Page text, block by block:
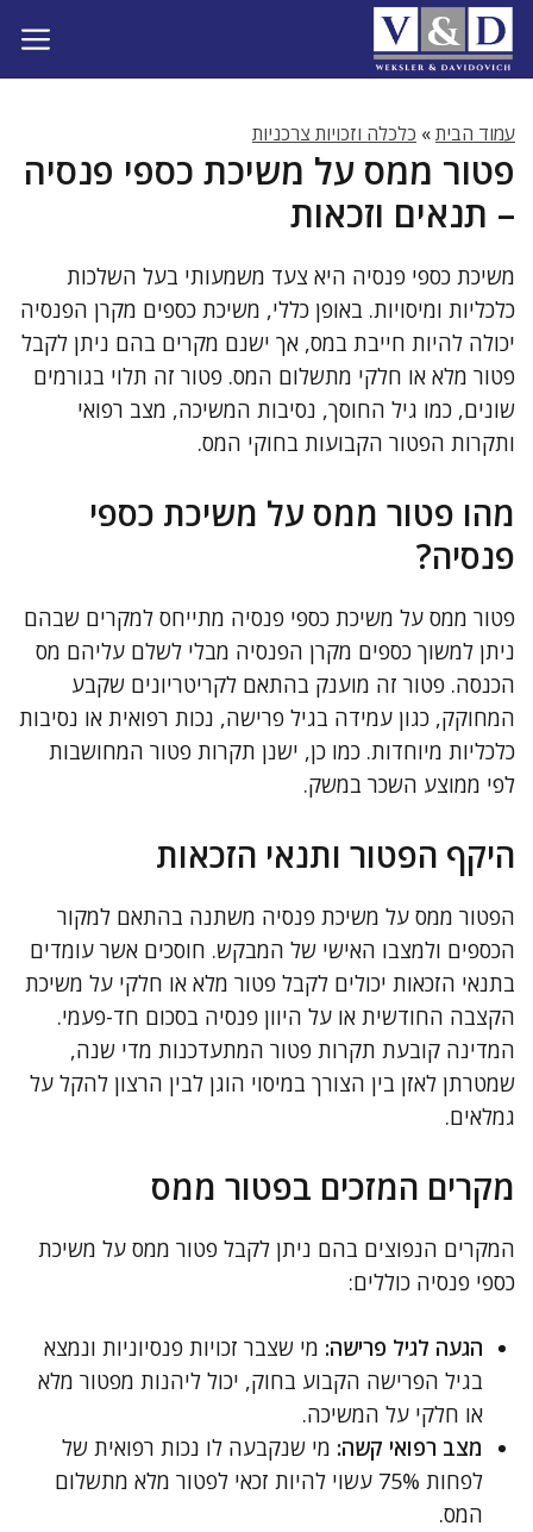
לדלג
לתוכן
עמוד הבית» כלכלה וזכויות צרכניות
פטור ממס על משיכת כספי פנסיה
– תנאים וזכאות
משיכת כספי פנסיה היא צעד משמעותי בעל השלכות
כלכליות ומיסויות. באופן כללי, משיכת כספים מקרן הפנסיה
יכולה להיות חייבת במס, אך ישנם מקרים בהם ניתן לקבל
פטור מלא או חלקי מתשלום המס. פטור זה תלוי בגורמים
שונים, כמו גיל החוסך, נסיבות המשיכה, מצב רפואי
ותקרות הפטור הקבועות בחוקי המס.
מהו פטור ממס על משיכת כספי
פנסיה?
פטור ממס על משיכת כספי פנסיה מתייחס למקרים שבהם
ניתן למשוך כספים מקרן הפנסיה מבלי לשלם עליהם מס
הכנסה. פטור זה מוענק בהתאם לקריטריונים שקבע
המחוקק, כגון עמידה בגיל פרישה, נכות רפואית או נסיבות
כלכליות מיוחדות. כמו כן, ישנן תקרות פטור המחושבות
לפי ממוצע השכר במשק.
היקף הפטור ותנאי הזכאות
הפטור ממס על משיכת פנסיה משתנה בהתאם למקור
הכספים ולמצבו האישי של המבקש. חוסכים אשר עומדים
בתנאי הזכאות יכולים לקבל פטור מלא או חלקי על משיכת
הקצבה החודשית או על היוון פנסיה בסכום חד-פעמי.
המדינה קובעת תקרות פטור המתעדכנות מדי שנה,
שמטרתן לאזן בין הצורך במיסוי הוגן לבין הרצון להקל על
גמלאים.
מקרים המזכים בפטור ממס
המקרים הנפוצים בהם ניתן לקבל פטור ממס על משיכת
כספי פנסיה כוללים:
הגעה לגיל פרישה: מי שצבר זכויות פנסיוניות ונמצא
בגיל הפרישה הקבוע בחוק, יכול ליהנות מפטור מלא
או חלקי על המשיכה.
מצב רפואי קשה: מי שנקבעה לו נכות רפואית של
לפחות 75% עשוי להיות זכאי לפטור מלא מתשלום
המס.